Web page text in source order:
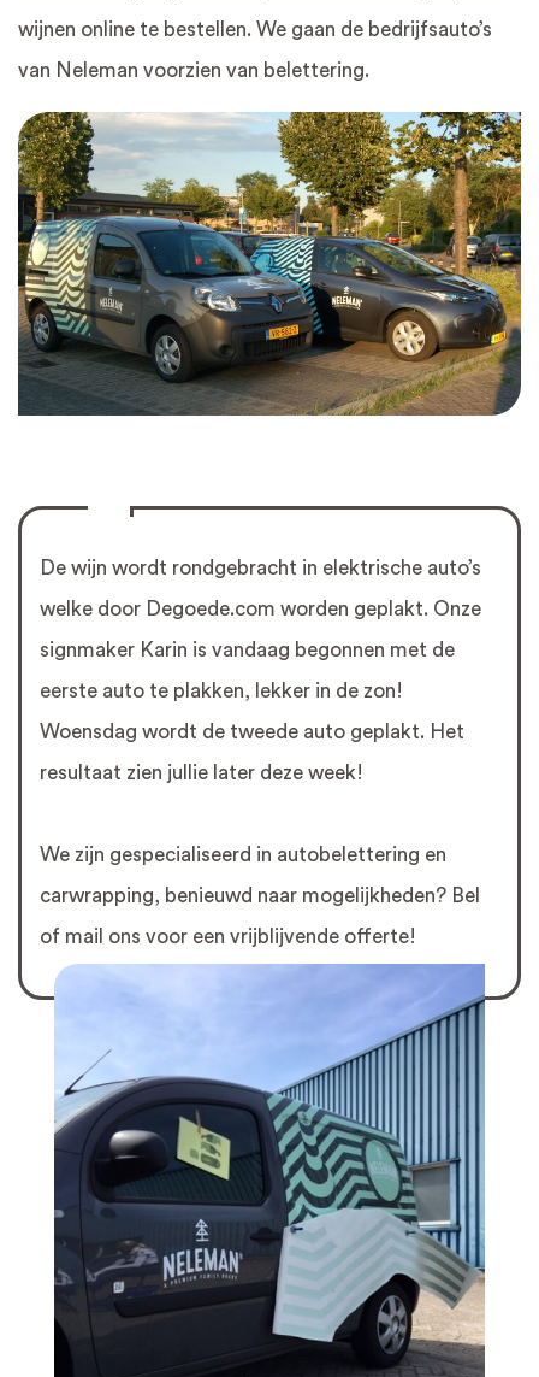
wijnen online te bestellen. We gaan de bedrijfsauto’s
van Neleman voorzien van belettering.
De wijn wordt rondgebracht in elektrische auto’s
welke door Degoede.com worden geplakt. Onze
signmaker Karin is vandaag begonnen met de
eerste auto te plakken, lekker in de zon!
Woensdag wordt de tweede auto geplakt. Het
resultaat zien jullie later deze week!
We zijn gespecialiseerd in autobelettering en
carwrapping, benieuwd naar mogelijkheden? Bel
of mail ons voor een vrijblijvende offerte!